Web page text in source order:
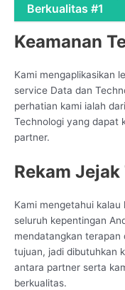
Berkualitas #1
Keamanan
Kami mengaplikasikan
service Data dan
perhatian kami ialah
Technologi yang dapat
partner.
Rekam
Kami mengetahui
seluruh kepentingan
mendatangkan terapan
tujuan, jadi dibutuhkan
antara partner serta
berkualitas.